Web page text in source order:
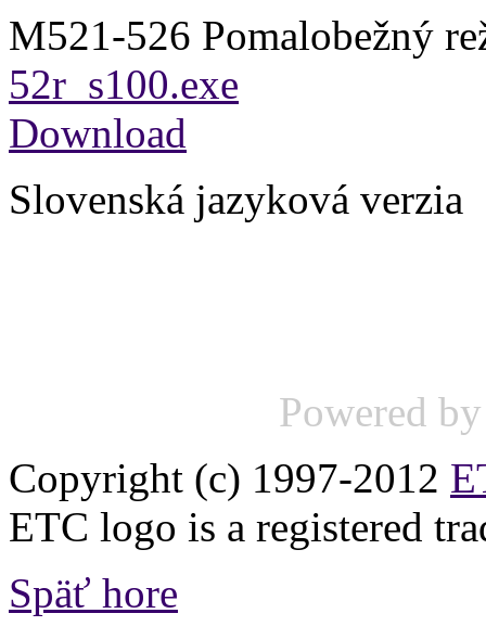
M521-526 Pomalobežný
52r_s100.exe
Download
Slovenská jazyková verzia
Powered
Copyright (c) 1997-2012
ETC logo is a registered
Späť hore